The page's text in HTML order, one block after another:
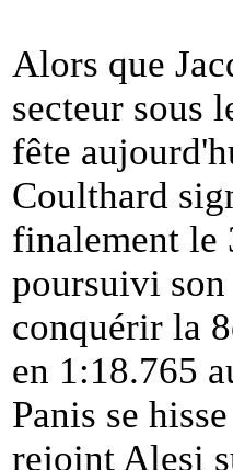
Alors que
secteur sous
fête
Coulthard
finalement le
poursuivi
conquérir la
en 1:18.765
Panis se
rejoint Alesi